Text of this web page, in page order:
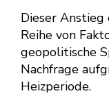
Dieser Anstieg
Reihe von
geopolitische
Nachfrage
Heizperiode.